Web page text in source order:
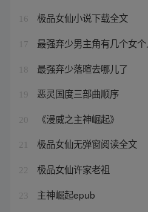
16 极品女仙小说下载全文
17 最强弃少男主角有几个女个
18 最强弃少落暄去哪儿了
19 恶灵国度三部曲顺序
20 《漫威之主神崛起》
21 极品女仙无弹窗阅读全文
22 极品女仙许家老祖
23 主神崛起epub